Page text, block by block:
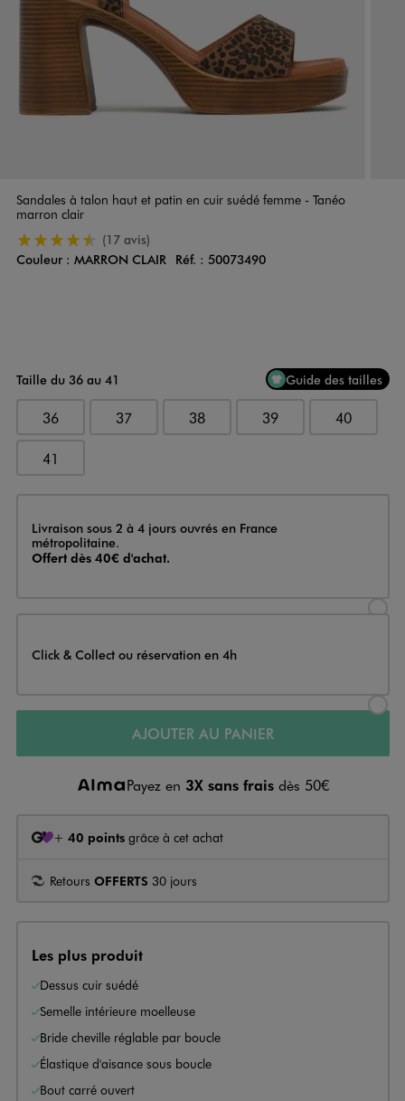
Sandales à talon haut et patin en cuir suédé femme - Tanéo
marron clair
4.5/5 de moyenne
(17 avis)
Couleur
Couleur : MARRON CLAIR Réf. : 50073490
Taille du 36 au 41 Guide des tailles
36 37 38 39 40
41
Livraison
Livraison sous 2 à 4 jours ouvrés en France
métropolitaine.
Offert dès 40€ d'achat.
Click & Collect ou réservation en 4h
AJOUTER AU PANIER
Payez en 3X sans frais dès 50€
+ 40 points grâce à cet achat
Retours OFFERTS 30 jours
Les plus produit
Dessus cuir suédé
Semelle intérieure moelleuse
Bride cheville réglable par boucle
Élastique d'aisance sous boucle
Bout carré ouvert